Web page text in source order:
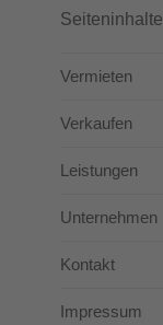
Seiteninhalte
Vermieten
Verkaufen
Leistungen
Unternehmen
Kontakt
Impressum